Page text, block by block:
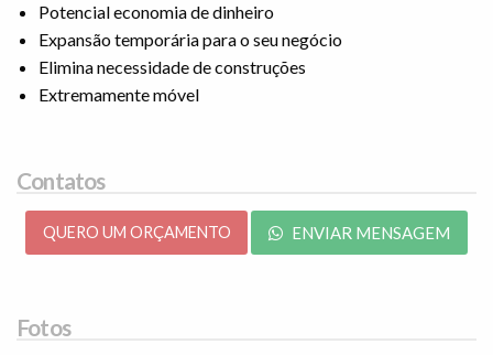
Potencial economia de dinheiro
Expansão temporária para o seu negócio
Elimina necessidade de construções
Extremamente móvel
Contatos
QUERO UM ORÇAMENTO ENVIAR MENSAGEM
Fotos